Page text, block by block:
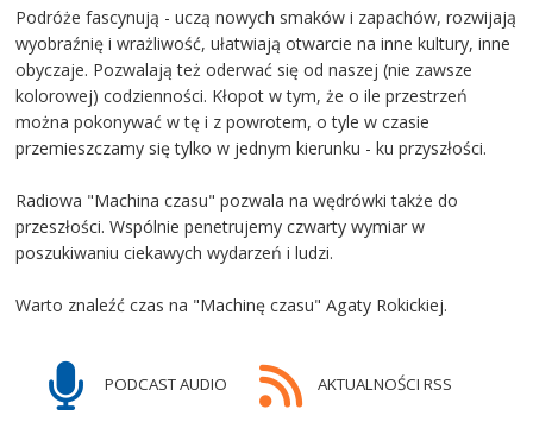
Podróże fascynują - uczą nowych smaków i zapachów, rozwijają
wyobraźnię i wrażliwość, ułatwiają otwarcie na inne kultury, inne
obyczaje. Pozwalają też oderwać się od naszej (nie zawsze
kolorowej) codzienności. Kłopot w tym, że o ile przestrzeń
można pokonywać w tę i z powrotem, o tyle w czasie
przemieszczamy się tylko w jednym kierunku - ku przyszłości.
Radiowa "Machina czasu" pozwala na wędrówki także do
przeszłości. Wspólnie penetrujemy czwarty wymiar w
poszukiwaniu ciekawych wydarzeń i ludzi.
Warto znaleźć czas na "Machinę czasu" Agaty Rokickiej.
PODCAST AUDIO AKTUALNOŚCI RSS